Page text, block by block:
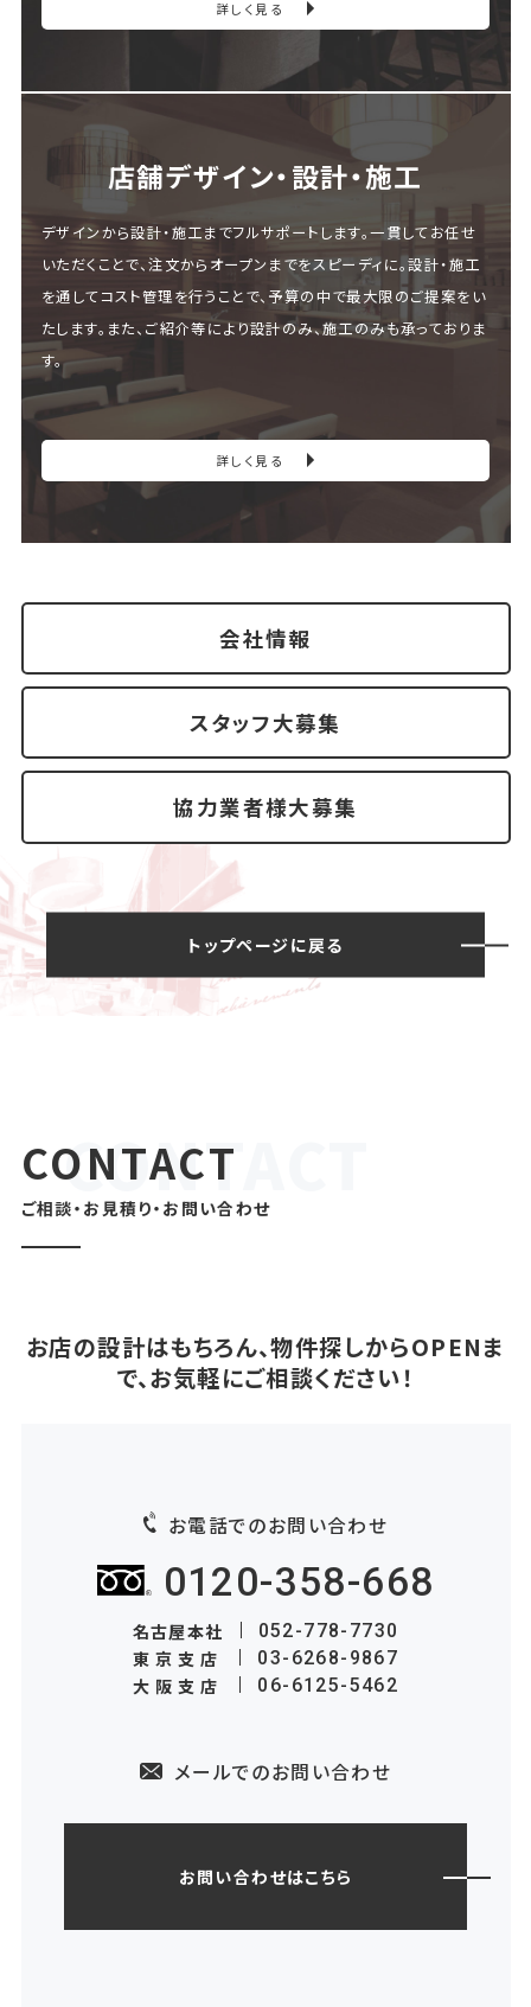
詳しく見る
店舗デザイン・設計・施⼯
デザインから設計・施工までフルサポートします。一貫してお任せ
いただくことで、注文からオープンまでをスピーディに。設計・施工
を通してコスト管理を行うことで、予算の中で最大限のご提案をい
たします。また、ご紹介等により設計のみ、施工のみも承っておりま
す。
詳しく見る
会社情報
スタッフ大募集
協力業者様大募集
トップページに戻る
CONTACT
ご相談・お見積り・お問い合わせ
お店の設計はもちろん、物件探しからOPENま
で、お気軽にご相談ください！
お電話でのお問い合わせ
0120-358-668
名古屋本社 052-778-7730
東京支店 03-6268-9867
大阪支店 06-6125-5462
メールでのお問い合わせ
お問い合わせはこちら